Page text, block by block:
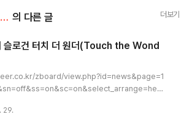
IT, 정보기기 관련/베이징 모바일 의 다른 글 더보기
슬로건 터치 더 원더(Touch the Wond
zboard/view.php?id=news&page=1
린 휴대폰 분야의 선도 브랜드 이미지 확립과 ▲혁
29.